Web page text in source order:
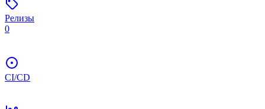
Релизы
0
CI/CD